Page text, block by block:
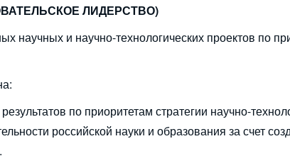
ЛИДЕРСТВО)
научных и научно-технологических проектов по
по приоритетам стратегии научно-
российской науки и образования за счет